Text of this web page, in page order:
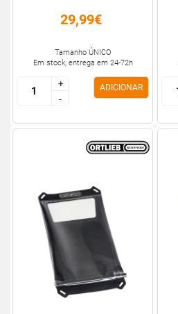
29,99€
Tamanho ÚNICO
Em stock, entrega em 24-72h
+
-
+
-
ADICIONAR